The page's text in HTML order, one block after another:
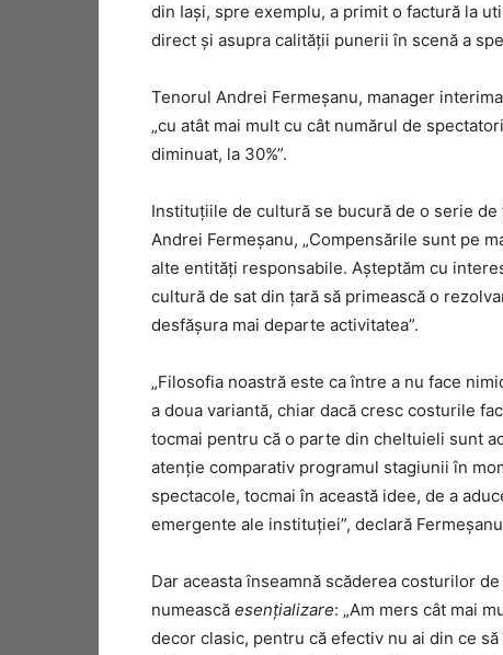
din Iași, spre exemplu, a primit o factură la
direct și asupra calității punerii în scenă a
Tenorul Andrei Fermeșanu, manager
„cu atât mai mult cu cât numărul de
diminuat, la 30%”.
Instituțiile de cultură se bucură de o serie
Andrei Fermeșanu, „Compensările sunt pe
alte entități responsabile. Așteptăm cu
cultură de sat din țară să primească o
desfășura mai departe activitatea”.
„Filosofia noastră este ca între a nu face
a doua variantă, chiar dacă cresc costurile
tocmai pentru că o parte din cheltuieli sunt
atenție comparativ programul stagiunii în
spectacole, tocmai în această idee, de a
emergente ale instituției”, declară
Dar aceasta înseamnă scăderea costurilor
numească esențializare: „Am mers cât mai
decor clasic, pentru că efectiv nu ai din ce